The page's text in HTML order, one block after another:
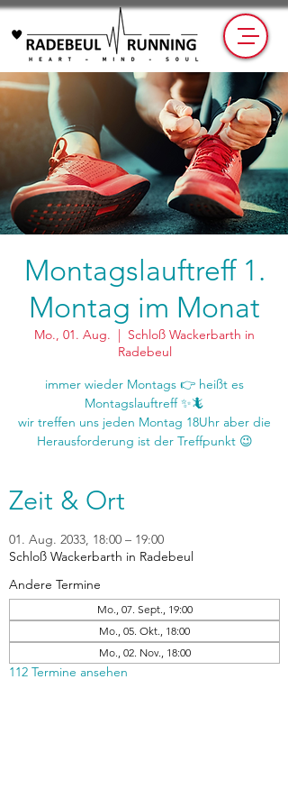
Montagslauftreff 1.
Montag im Monat
Mo., 01. Aug.
  |
Schloß Wackerbarth in
Radebeul
immer wieder Montags 👉 heißt es
Montagslauftreff ✨🦎
wir treffen uns jeden Montag 18Uhr aber die
Zeit & Ort
01. Aug. 2033, 18:00 – 19:00
Schloß Wackerbarth in Radebeul
Andere Termine
Mo., 07. Sept., 19:00
Mo., 05. Okt., 18:00
Mo., 02. Nov., 18:00
112 Termine ansehen